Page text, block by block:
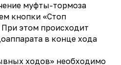
муфты-тормоза
кнопки «Стоп
этом происходит
в конце хода
ходов» необходимо